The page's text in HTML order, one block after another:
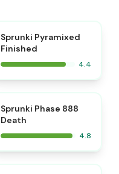
Sprunki Pyramixed
Finished
4.4
Sprunki Phase 888
Death
4.8